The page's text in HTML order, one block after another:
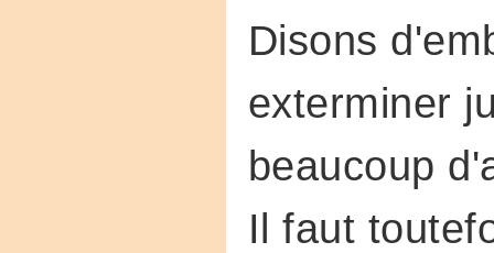
Disons
exterminer
beaucoup
Il faut